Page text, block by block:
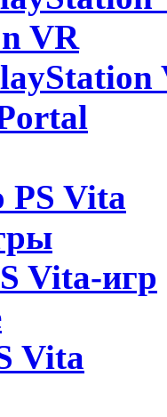
VR
PS Vita
Vita-игр
Vita